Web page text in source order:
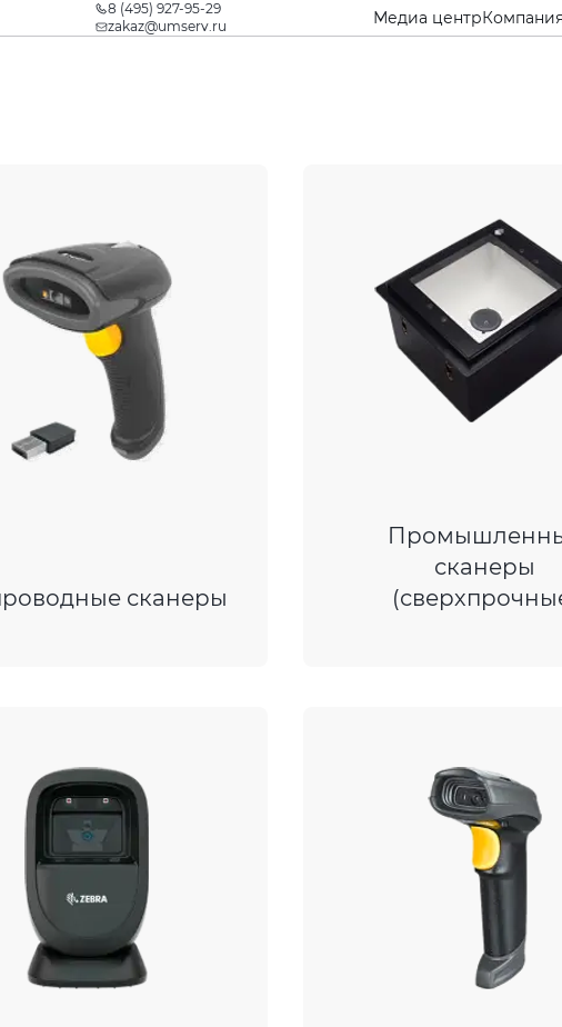
8 (495) 927-95-29
zakaz@umserv.ru
Медиа центрКомпания
сканеры
сканеры